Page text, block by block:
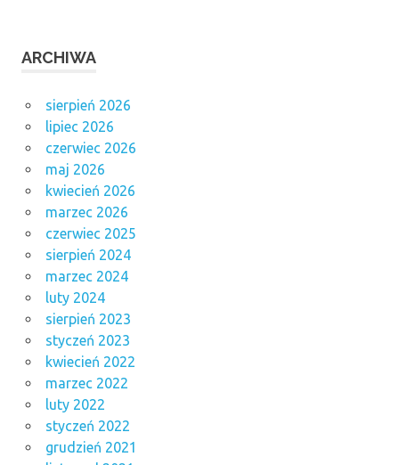
ARCHIWA
sierpień 2026
lipiec 2026
czerwiec 2026
maj 2026
kwiecień 2026
marzec 2026
czerwiec 2025
sierpień 2024
marzec 2024
luty 2024
sierpień 2023
styczeń 2023
kwiecień 2022
marzec 2022
luty 2022
styczeń 2022
grudzień 2021